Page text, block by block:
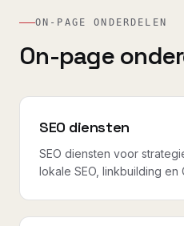
ON-PAGE ONDERDELEN
On-page
SEO diensten
SEO diensten voor
lokale SEO, linkbuilding en